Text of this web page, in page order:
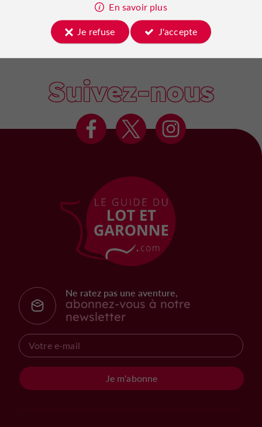
Suivez-nous
Ne ratez pas une aventure,
abonnez-vous à notre
newsletter
Je m'abonne
En savoir plus
Je refuse
J'accepte